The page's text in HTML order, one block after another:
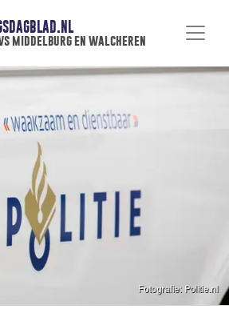
middelburg en walcheren